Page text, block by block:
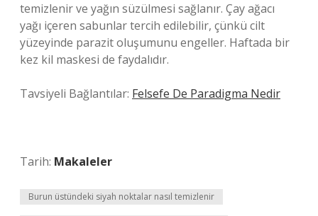
temizlenir ve yağın süzülmesi sağlanır. Çay ağacı
yağı içeren sabunlar tercih edilebilir, çünkü cilt
yüzeyinde parazit oluşumunu engeller. Haftada bir
kez kil maskesi de faydalıdır.
Tavsiyeli Bağlantılar: Felsefe De Paradigma Nedir
Tarih: Makaleler
Burun üstündeki siyah noktalar nasıl temizlenir